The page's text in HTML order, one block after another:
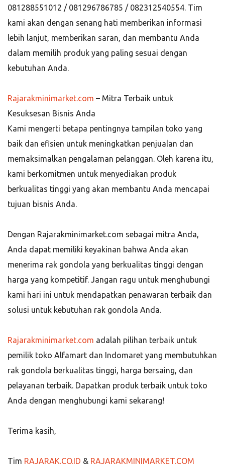
081288551012 / 081296786785 / 082312540554. Tim
kami akan dengan senang hati memberikan informasi
lebih lanjut, memberikan saran, dan membantu Anda
dalam memilih produk yang paling sesuai dengan
kebutuhan Anda.
Rajarakminimarket.com – Mitra Terbaik untuk
Kesuksesan Bisnis Anda
Kami mengerti betapa pentingnya tampilan toko yang
baik dan efisien untuk meningkatkan penjualan dan
memaksimalkan pengalaman pelanggan. Oleh karena itu,
kami berkomitmen untuk menyediakan produk
berkualitas tinggi yang akan membantu Anda mencapai
tujuan bisnis Anda.
Dengan Rajarakminimarket.com sebagai mitra Anda,
Anda dapat memiliki keyakinan bahwa Anda akan
menerima rak gondola yang berkualitas tinggi dengan
harga yang kompetitif. Jangan ragu untuk menghubungi
kami hari ini untuk mendapatkan penawaran terbaik dan
solusi untuk kebutuhan rak gondola Anda.
Rajarakminimarket.com adalah pilihan terbaik untuk
pemilik toko Alfamart dan Indomaret yang membutuhkan
rak gondola berkualitas tinggi, harga bersaing, dan
pelayanan terbaik. Dapatkan produk terbaik untuk toko
Anda dengan menghubungi kami sekarang!
Terima kasih,
Tim RAJARAK.CO.ID & RAJARAKMINIMARKET.COM